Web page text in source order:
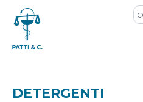
DETERGENTI